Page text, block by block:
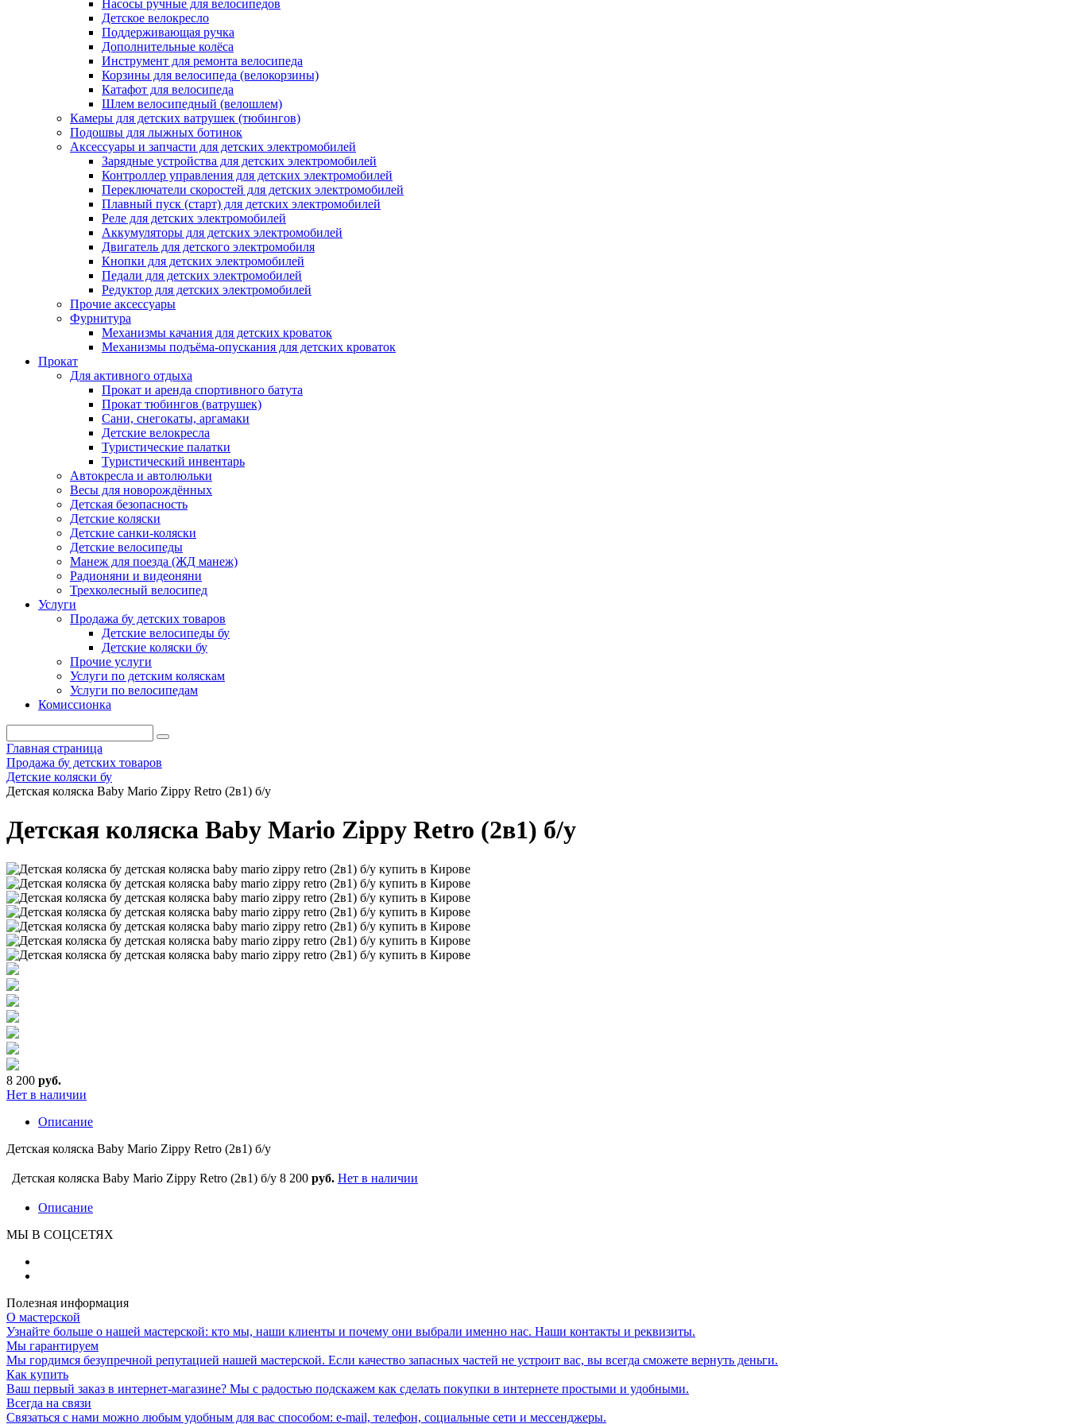
Насосы ручные для велосипедов
Детское велокресло
Поддерживающая ручка
Дополнительные колёса
Инструмент для ремонта велосипеда
Корзины для велосипеда (велокорзины)
Катафот для велосипеда
Шлем велосипедный (велошлем)
Камеры для детских ватрушек (тюбингов)
Подошвы для лыжных ботинок
Аксессуары и запчасти для детских электромобилей
Зарядные устройства для детских электромобилей
Контроллер управления для детских электромобилей
Переключатели скоростей для детских электромобилей
Плавный пуск (старт) для детских электромобилей
Реле для детских электромобилей
Аккумуляторы для детских электромобилей
Двигатель для детского электромобиля
Кнопки для детских электромобилей
Педали для детских электромобилей
Редуктор для детских электромобилей
Прочие аксессуары
Фурнитура
Механизмы качания для детских кроваток
Механизмы подъёма-опускания для детских кроваток
Прокат
Для активного отдыха
Прокат и аренда спортивного батута
Прокат тюбингов (ватрушек)
Сани, снегокаты, аргамаки
Детские велокресла
Туристические палатки
Туристический инвентарь
Автокресла и автолюльки
Весы для новорождённых
Детская безопасность
Детские коляски
Детские санки-коляски
Детские велосипеды
Манеж для поезда (ЖД манеж)
Радионяни и видеоняни
Трехколесный велосипед
Услуги
Продажа бу детских товаров
Детские велосипеды бу
Детские коляски бу
Прочие услуги
Услуги по детским коляскам
Услуги по велосипедам
Комиссионка
Главная страница
Продажа бу детских товаров
Детские коляски бу
Детская коляска Baby Mario Zippy Retro (2в1) б/у
Детская коляска Baby Mario Zippy Retro (2в1) б/у
8 200 руб.
Нет в наличии
Описание
Детская коляска Baby Mario Zippy Retro (2в1) б/у
Детская коляска Baby Mario Zippy Retro (2в1) б/у 8 200 руб. Нет в наличии
Описание
МЫ В СОЦСЕТЯХ
Полезная информация
О мастерской
Узнайте больше о нашей мастерской: кто мы, наши клиенты и почему они выбрали именно нас. Наши контакты и реквизиты.
Мы гарантируем
Мы гордимся безупречной репутацией нашей мастерской. Если качество запасных частей не устроит вас, вы всегда сможете вернуть деньги.
Как купить
Ваш первый заказ в интернет-магазине? Мы с радостью подскажем как сделать покупки в интернете простыми и удобными.
Всегда на связи
Связаться с нами можно любым удобным для вас способом: e-mail, телефон, социальные сети и мессенджеры.